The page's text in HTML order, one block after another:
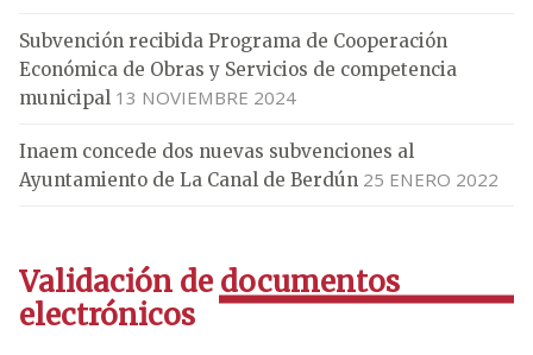
Subvención recibida Programa de Cooperación
Económica de Obras y Servicios de competencia
municipal 13 NOVIEMBRE 2024
Inaem concede dos nuevas subvenciones al
Ayuntamiento de La Canal de Berdún 25 ENERO 2022
Validación de documentos
electrónicos